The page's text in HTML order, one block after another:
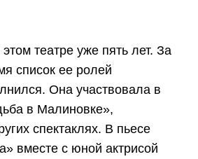
театре уже пять лет. За
список ее ролей
Она участвовала в
в Малиновке»,
спектаклях. В пьесе
вместе с юной актрисой